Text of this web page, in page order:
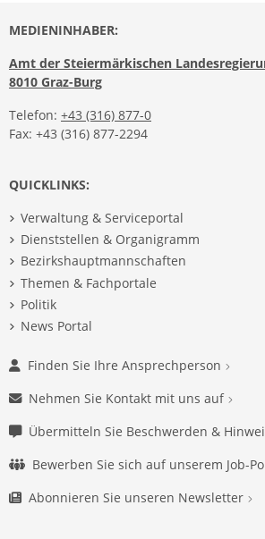
MEDIENINHABER:
Amt der Steiermärkischen
8010 Graz-Burg
Telefon: +43 (316) 877-0
Fax: +43 (316) 877-2294
QUICKLINKS:
Verwaltung & Serviceportal
Dienststellen & Organigramm
Bezirkshauptmannschaften
Themen & Fachportale
Politik
News Portal
Finden Sie Ihre Ansprechperson
Nehmen Sie Kontakt mit uns auf
Übermitteln Sie Beschwerden &
Bewerben Sie sich auf unserem Job-
Abonnieren Sie unseren Newsletter